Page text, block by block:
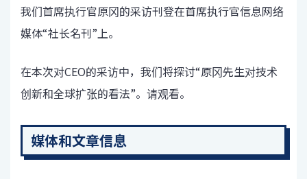
我们首席执行官原冈的采访刊登在首席执行官信息网络
媒体“社长名刊”上。
在本次对CEO的采访中，我们将探讨“原冈先生对技术
创新和全球扩张的看法”。请观看。
媒体和文章信息